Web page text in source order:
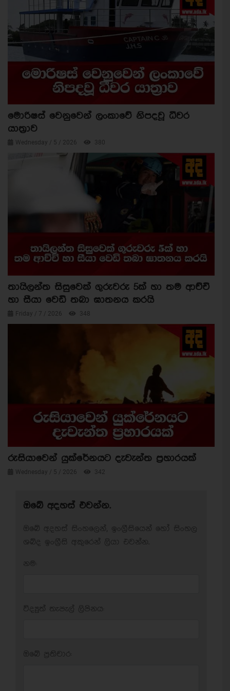
මොරිෂස් වෙනුවෙන් ලංකාවේ නිපදවූ ධීවර
යාත්‍රාව
Wednesday / 5 / 2026 380
තායිලන්ත සිසුවෙක් ගුරුවරු 5ක් හා තම ආච්චි
හා සීයා වෙඩි තබා ඝාතනය කරයි
Friday / 7 / 2026 348
රුසියාවෙන් යුක්රේනයට දැවැන්ත ප්‍රහාරයක්
Wednesday / 5 / 2026 342
ඔබේ අදහස් එවන්න.